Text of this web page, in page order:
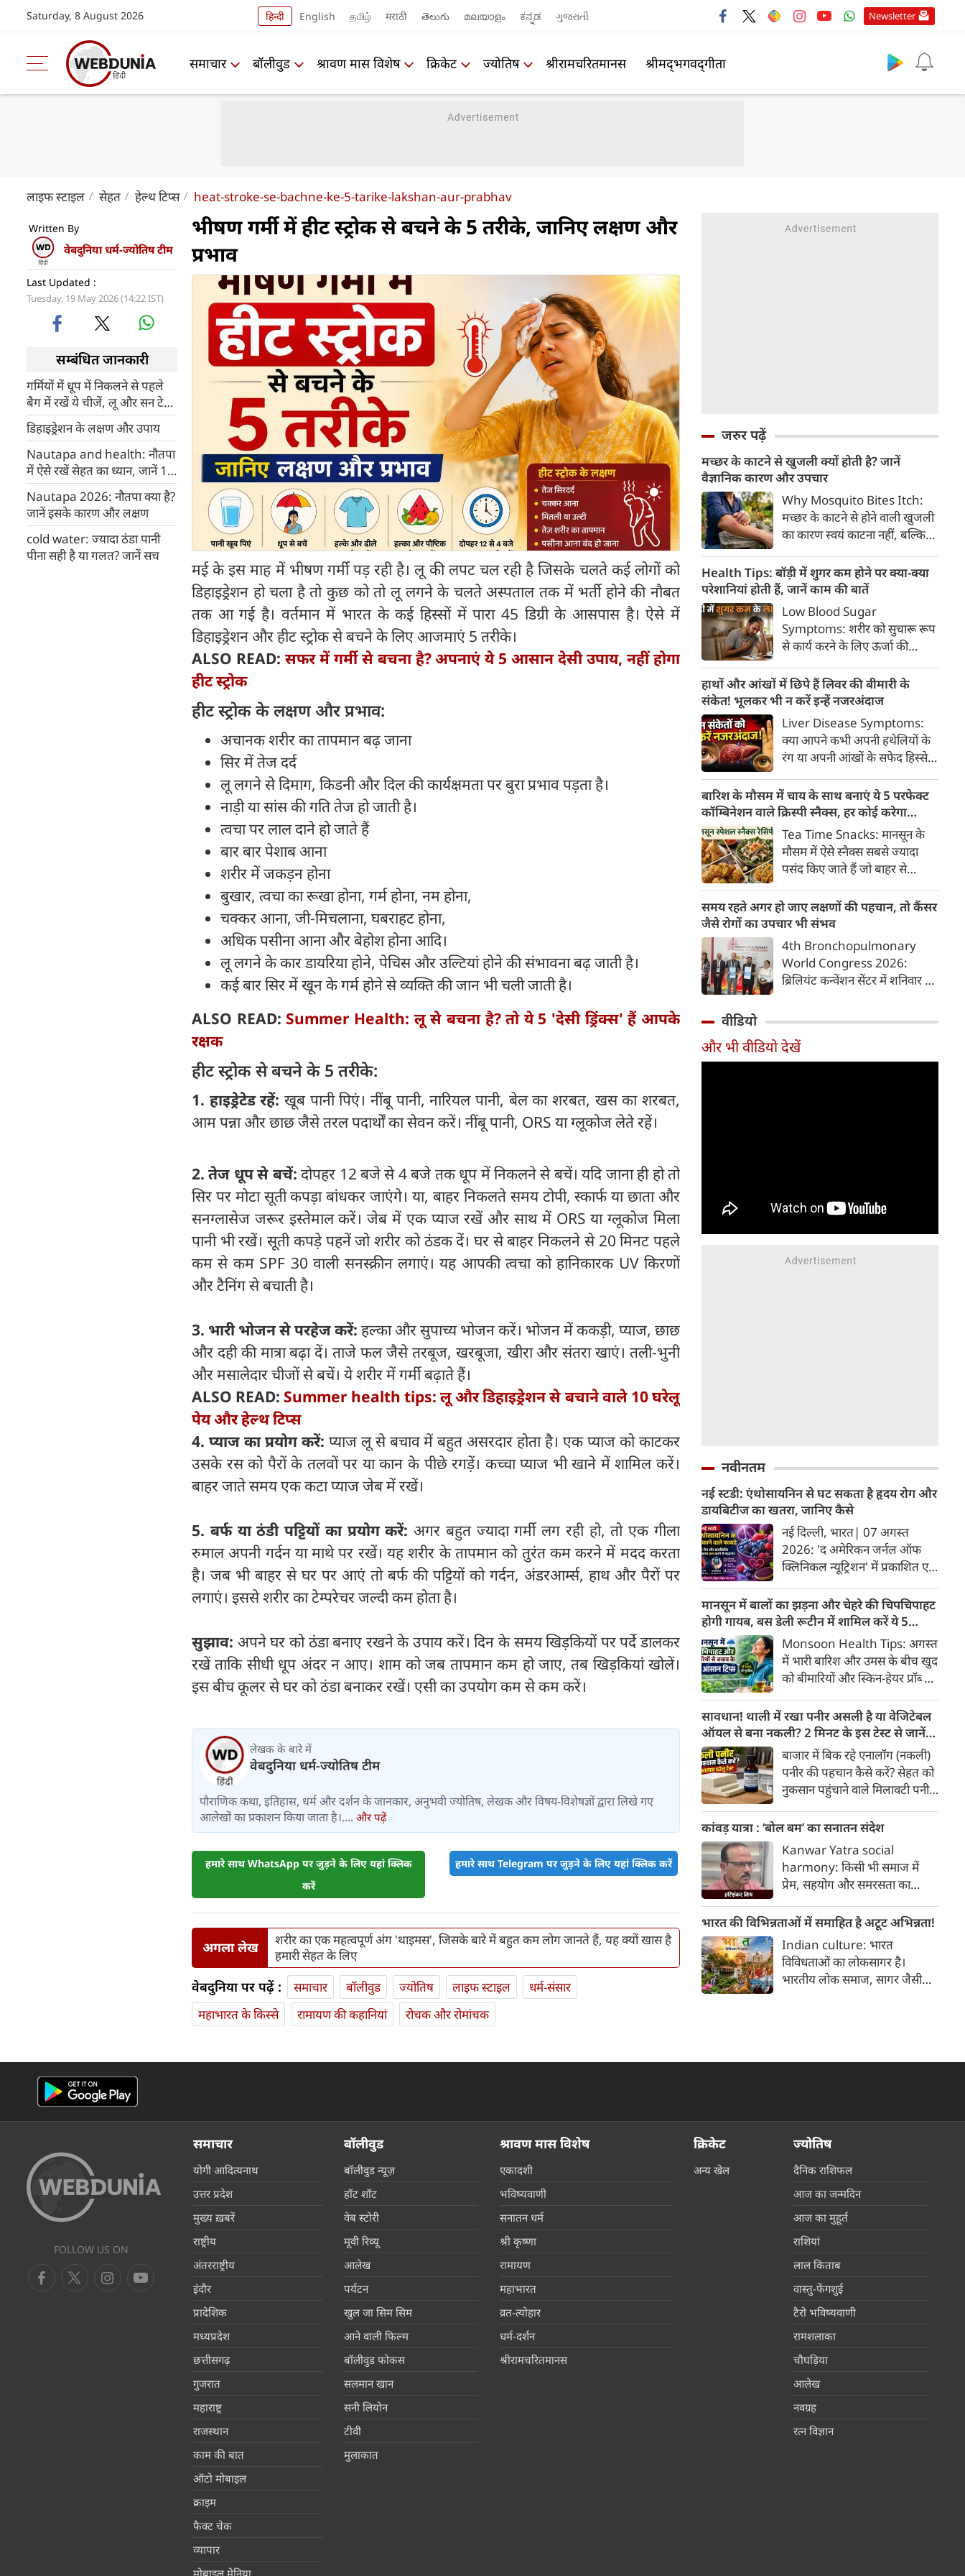
Saturday, 8 August 2026 हिन्दी English தமிழ் मराठी తెలుగు മലയാളം ಕನ್ನಡ ગુજરાતી Newsletter
समाचार बॉलीवुड श्रावण मास विशेष क्रिकेट ज्योतिष श्रीरामचरितमानस श्रीमद्‍भगवद्‍गीता
लाइफ स्‍टाइल सेहत हेल्थ टिप्स heat-stroke-se-bachne-ke-5-tarike-lakshan-aur-prabhav
Written By
वेबदुनिया धर्म-ज्योतिष टीम
Last Updated :
Tuesday, 19 May 2026 (14:22 IST)
सम्बंधित जानकारी
गर्मियों में धूप में निकलने से पहले
बैग में रखें ये चीजें, लू और सन टेन
से होगा बचाव
डिहाइड्रेशन के लक्षण और उपाय
Nautapa and health: नौतपा
में ऐसे रखें सेहत का ध्यान, जानें 10
सावधानियां
Nautapa 2026: नौतपा क्या है?
जानें इसके कारण और लक्षण
cold water: ज्यादा ठंडा पानी
पीना सही है या गलत? जानें सच
भीषण गर्मी में हीट स्ट्रोक से बचने के 5 तरीके, जानिए लक्षण और
प्रभाव
मई के इस माह में भीषण गर्मी पड़ रही है। लू की लपट चल रही है जिसके चलते कई लोगों को
डिहाइड्रेशन हो चला है तो कुछ को तो लू लगने के चलते अस्पताल तक में भर्ती होने की नौबत
तक आ गई है। वर्तमान में भारत के कई हिस्सों में पारा 45 डिग्री के आसपास है। ऐसे में
डिहाइड्रेशन और हीट स्ट्रोक से बचने के लिए आजमाएं 5 तरीके।
ALSO READ: सफर में गर्मी से बचना है? अपनाएं ये 5 आसान देसी उपाय, नहीं होगा
हीट स्ट्रोक
हीट स्ट्रोक के लक्षण और प्रभाव:
अचानक शरीर का तापमान बढ़ जाना
सिर में तेज दर्द
लू लगने से दिमाग, किडनी और दिल की कार्यक्षमता पर बुरा प्रभाव पड़ता है।
नाड़ी या सांस की गति तेज हो जाती है।
त्वचा पर लाल दाने हो जाते हैं
बार बार पेशाब आना
शरीर में जकड़न होना
बुखार, त्वचा का रूखा होना, गर्म होना, नम होना,
चक्कर आना, जी-मिचलाना, घबराहट होना,
अधिक पसीना आना और बेहोश होना आदि।
लू लगने के कार डायरिया होने, पेचिस और उल्टियां होने की संभावना बढ़ जाती है।
कई बार सिर में खून के गर्म होने से व्यक्ति की जान भी चली जाती है।
ALSO READ: Summer Health: लू से बचना है? तो ये 5 'देसी ड्रिंक्स' हैं आपके
रक्षक
हीट स्ट्रोक से बचने के 5 तरीके:
1. हाइड्रेटेड रहें: खूब पानी पिएं। नींबू पानी, नारियल पानी, बेल का शरबत, खस का शरबत,
आम पन्ना और छाछ जैसे तरल पदार्थों का सेवन करें। नींबू पानी, ORS या ग्लूकोज लेते रहें।
2. तेज धूप से बचें:दोपहर 12 बजे से 4 बजे तक धूप में निकलने से बचें। यदि जाना ही हो तो
सिर पर मोटा सूती कपड़ा बांधकर जाएंगे। या, बाहर निकलते समय टोपी, स्कार्फ या छाता और
सनग्लासेज जरूर इस्तेमाल करें। जेब में एक प्याज रखें और साथ में ORS या ग्लूकोज मिला
पानी भी रखें। सूती कपड़े पहनें जो शरीर को ठंडक दें। घर से बाहर निकलने से 20 मिनट पहले
कम से कम SPF 30 वाली सनस्क्रीन लगाएं। यह आपकी त्वचा को हानिकारक UV किरणों
और टैनिंग से बचाती है।
3. भारी भोजन से परहेज करें: हल्का और सुपाच्य भोजन करें। भोजन में ककड़ी, प्याज, छाछ
और दही की मात्रा बढ़ा दें। ताजे फल जैसे तरबूज, खरबूजा, खीरा और संतरा खाएं। तली-भुनी
और मसालेदार चीजों से बचें। ये शरीर में गर्मी बढ़ाते हैं।
ALSO READ: Summer health tips: लू और डिहाइड्रेशन से बचाने वाले 10 घरेलू
पेय और हेल्थ टिप्स
4. प्याज का प्रयोग करें: प्याज लू से बचाव में बहुत असरदार होता है। एक प्याज को काटकर
उसके रस को पैरों के तलवों पर या कान के पीछे रगड़ें। कच्चा प्याज भी खाने में शामिल करें।
बाहर जाते समय एक कटा प्याज जेब में रखें।
5. बर्फ या ठंडी पट्टियों का प्रयोग करें: अगर बहुत ज्यादा गर्मी लग रही हो, तो एक गीला
रुमाल अपनी गर्दन या माथे पर रखें। यह शरीर के तापमान को तुरंत कम करने में मदद करता
है। जब भी बाहर से घर पर आएं तो बर्फ की पट्टियों को गर्दन, अंडरआर्म्स, हाथ और पैरों पर
लगाएं। इससे शरीर का टेम्परेचर जल्दी कम होता है।
सुझाव: अपने घर को ठंडा बनाए रखने के उपाय करें। दिन के समय खिड़कियों पर पर्दे डालकर
रखें ताकि सीधी धूप अंदर न आए। शाम को जब तापमान कम हो जाए, तब खिड़कियां खोलें।
इस बीच कूलर से घर को ठंडा बनाकर रखें। एसी का उपयोग कम से कम करें।
लेखक के बारे में
वेबदुनिया धर्म-ज्योतिष टीम
पौराणिक कथा, इतिहास, धर्म और दर्शन के जानकार, अनुभवी ज्योतिष, लेखक और विषय-विशेषज्ञों द्वारा लिखे गए
आलेखों का प्रकाशन किया जाता है।.... और पढ़ें
हमारे साथ WhatsApp पर जुड़ने के लिए यहां क्लिक
करें
हमारे साथ Telegram पर जुड़ने के लिए यहां क्लिक करें
अगला लेख
शरीर का एक महत्वपूर्ण अंग 'थाइमस', जिसके बारे में बहुत कम लोग जानते हैं, यह क्यों खास है
हमारी सेहत के लिए
वेबदुनिया पर पढ़ें : समाचार बॉलीवुड ज्योतिष लाइफ स्‍टाइल
धर्म-संसार
महाभारत के किस्से
रामायण की कहानियां रोचक और रोमांचक
जरुर पढ़ें
मच्छर के काटने से खुजली क्यों होती है? जानें
वैज्ञानिक कारण और उपचार
Why Mosquito Bites Itch:
मच्छर के काटने से होने वाली खुजली
का कारण स्वयं काटना नहीं, बल्कि
प्रतिरक्षा प्रतिक्रिया है। हिस्टामिन के
निकलने से त्वचा पर लालिमा, सूजन
और खुजली होती है। यहां जानिए
मच्छर के काटने से खुजली क्यों होती
है, इसके पीछे का वैज्ञानिक कारण
क्या है, हिस्टामिन की क्या भूमिका
होती है और खुजली से राहत पाने के
प्रभावी घरेलू व चिकित्सीय उपाय।
Health Tips: बॉड़ी में शुगर कम होने पर क्या-क्या
परेशानियां होती हैं, जानें काम की बातें
Low Blood Sugar
Symptoms: शरीर को सुचारू रूप
से कार्य करने के लिए ऊर्जा की
का प्रमुख स्रोत ग्लूकोज यानी ब्लड
शुगर है। जब शरीर में ब्लड शुगर का
स्तर सामान्य से कम हो जाता है, तो
इस स्थिति को हाइपोग्लाइसीमिया
(Hypoglycemia) कहा जाता है।
ब्लड शुगर कम होने पर शरीर तुरंत
संकेत देना शुरू कर देता है।
हाथों और आंखों में छिपे हैं लिवर की बीमारी के
संकेत! भूलकर भी न करें इन्हें नजरअंदाज
Liver Disease Symptoms:
क्या आपने कभी अपनी हथेलियों के
रंग या अपनी आंखों के सफेद हिस्से
अक्सर हम हलकी लालिमा या आंखों
के पीलेपन को थकान समझकर टाल
देते हैं। लेकिन शरीर के ये छोटे-छोटे
बदलाव असल में एक बहुत बड़ी
चेतावनी हो सकते हैं।
बारिश के मौसम में चाय के साथ बनाएं ये 5 परफेक्ट
कॉम्बिनेशन वाले क्रिस्पी स्नैक्स, हर कोई करेगा
तारीफ
Tea Time Snacks: मानसून के
मौसम में ऐसे स्नैक्स सबसे ज्यादा
पसंद किए जाते हैं जो बाहर से
लाजवाब हों। यहां आपके लिये प्रस्तुत
हैं पकौड़ों से लेकर कॉर्न फ्रिटर्स तक
के कई मसालेदार स्नैक्स की ऐसी
रेसिपीज, जिन्हें आप घर पर कम
समय में आसानी से तैयार कर सकते
हैं।
समय रहते अगर हो जाए लक्षणों की पहचान, तो कैंसर
जैसे रोगों का उपचार भी संभव
4th Bronchopulmonary
World Congress 2026:
ब्रिलियंट कन्वेंशन सेंटर में शनिवार से
विदेश से आए पल्मोनोलॉजिस्ट,
क्रिटिकल केयर विशेषज्ञ, थोरासिक
(रजिस्ट्रेशन) कराया है।
वीडियो
और भी वीडियो देखें
नवीनतम
नई स्टडी: एंथोसायनिन से घट सकता है हृदय रोग और
डायबिटीज का खतरा, जानिए कैसे
नई दिल्ली, भारत| 07 अगस्त
2026: 'द अमेरिकन जर्नल ऑफ
क्लिनिकल न्यूट्रिशन' में प्रकाशित एक
अनुसार, लाल, नीले और बैंगनी रंग के
खाद्य पदार्थों में पाए जाने वाले
प्राकृतिक बायोएक्टिव तत्व
'एंथोसायनिन' का अधिक सेवन स्वस्थ
व्यक्तियों में हृदय और मेटाबॉलिक
स्वास्थ्य को बेहतर बनाने में मददगार
साबित हो सकता है।
मानसून में बालों का झड़ना और चेहरे की चिपचिपाहट
होगी गायब, बस डेली रूटीन में शामिल करें ये 5
लाइफस्टाइल टिप्सMonsoon Health Tips: अगस्त
में भारी बारिश और उमस के बीच खुद
को बीमारियों और स्किन-हेयर प्रॉब्लम
बताएं 5 बेस्ट मानसून लाइफस्टाइल
हैक्स।
सावधान! थाली में रखा पनीर असली है या वेजिटेबल
ऑयल से बना नकली? 2 मिनट के इस टेस्ट से जानें
सच्चाई
बाजार में बिक रहे एनालॉग (नकली)
पनीर की पहचान कैसे करें? सेहत को
नुकसान पहुंचाने वाले मिलावटी पनीर
यहां जानें।
कांवड़ यात्रा : ‘बोल बम’ का सनातन संदेश
Kanwar Yatra social
harmony: किसी भी समाज में
प्रेम, सहयोग और समरसता का
जब व्यक्ति अपने अहंकार का त्याग
कर भक्ति का पथ अपनाता है। कांवड़
यात्रा इसी सत्य का सजीव प्रतीक है।
मनुष्य को मनुष्य से जोड़ने वाली
सांस्कृतिक चेतना की यह एक विराट
भारत की विभिन्नताओं में समाहित है अटूट अभिन्नता!
Indian culture: भारत
विविधताओं का लोकसागर है।
भारतीय लोक समाज, सागर जैसी
विविधताओं का गहरा जमावड़ा है।
FOLLOW US ON
समाचार
योगी आदित्यनाथ
उत्तर प्रदेश
मुख्य ख़बरें
राष्ट्रीय
अंतरराष्ट्रीय
इंदौर
प्रादेशिक
मध्यप्रदेश
छत्तीसगढ़
गुजरात
महाराष्ट्र
राजस्थान
काम की बात
ऑटो मोबाइल
क्राइम
फैक्ट चेक
व्यापार
बॉलीवुड
बॉलीवुड न्यूज़
हॉट शॉट
वेब स्टोरी
मूवी रिव्यू
आलेख
पर्यटन
खुल जा सिम सिम
आने वाली फिल्म
बॉलीवुड फोकस
सलमान खान
सनी लियोन
टीवी
मुलाकात
श्रावण मास विशेष
एकादशी
भविष्यवाणी
सनातन धर्म
श्री कृष्णा
रामायण
महाभारत
व्रत-त्योहार
धर्म-दर्शन
श्रीरामचरितमानस
क्रिकेट
अन्य खेल
ज्योतिष
दैनिक राशिफल
आज का जन्मदिन
आज का मुहूर्त
राशियां
लाल किताब
वास्तु-फेंगशुई
टैरो भविष्यवाणी
रामशलाका
चौघड़िया
आलेख
नवग्रह
रत्न विज्ञान